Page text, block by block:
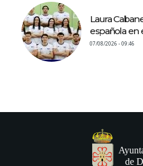
Laura
española en
07/08/2026 - 09:46